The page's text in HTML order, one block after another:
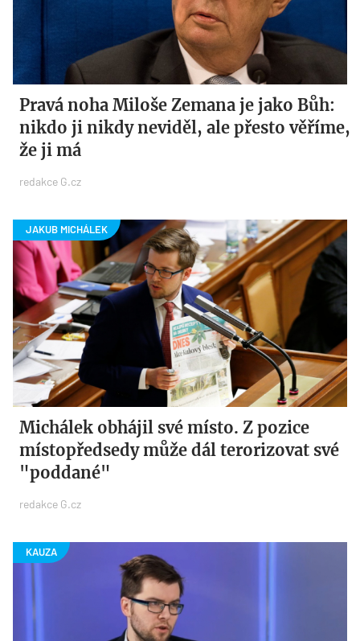
Pravá noha Miloše Zemana je jako Bůh:
nikdo ji nikdy neviděl, ale přesto věříme,
že ji má
redakce G.cz
Michálek obhájil své místo. Z pozice
místopředsedy může dál terorizovat své
"poddané"
redakce G.cz